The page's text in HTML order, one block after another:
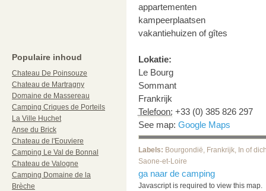
Populaire inhoud
Chateau De Poinsouze
Chateau de Martragny
Domaine de Massereau
Camping Criques de Porteils
La Ville Huchet
Anse du Brick
Chateau de l'Eouviere
Camping Le Val de Bonnal
Chateau de Valogne
Camping Domaine de la
Brèche
appartementen
kampeerplaatsen
vakantiehuizen of gîtes
Lokatie:
Le Bourg
Sommant
Frankrijk
Telefoon: +33 (0) 385 826 297
See map: Google Maps
Labels: Bourgondië, Frankrijk, In of
Saone-et-Loire
ga naar de camping
Javascript is required to view this map.